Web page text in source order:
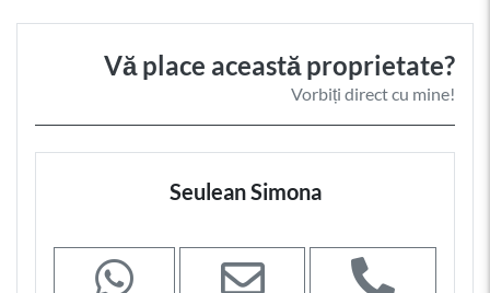
Vă place această proprietate?
Vorbiți direct cu mine!
Seulean Simona